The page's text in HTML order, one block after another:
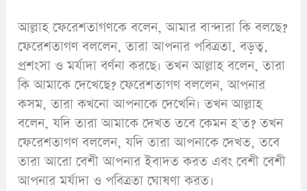
আল্লাহ ফেরেশতাগণকে বলেন, আমার বান্দারা কি বলছে?
ফেরেশতাগণ বললেন, তারা আপনার পবিত্রতা, বড়ত্ব,
প্রশংসা ও মর্যাদা বর্ণনা করছে। তখন আল্লাহ বলেন, তারা
কি আমাকে দেখেছে? ফেরেশতাগণ বললেন, আপনার
কসম, তারা কখনো আপনাকে দেখেনি। তখন আল্লাহ
বলেন, যদি তারা আমাকে দেখত তবে কেমন হ’ত? তখন
ফেরেশতাগণ বললেন, যদি তারা আপনাকে দেখত, তবে
তারা আরো বেশী আপনার ইবাদত করত এবং বেশী বেশী
আপনার মর্যাদা ও পবিত্রতা ঘোষণা করত।